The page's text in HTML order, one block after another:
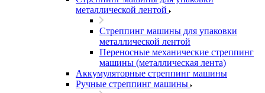
металлической лентой
Стреппинг машины для упаковки
металлической лентой
Переносные механические стреппинг
машины (металлическая лента)
Аккумуляторные стреппинг машины
Ручные стреппинг машины